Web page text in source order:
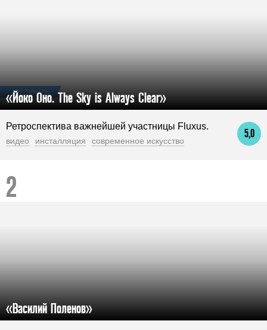
ФЕСТИВАЛЬ
«Йоко Оно. The Sky is Always Clear»
5,0
Ретроспектива важнейшей участницы Fluxus.
видео инсталляция современное искусство
«Василий Поленов»